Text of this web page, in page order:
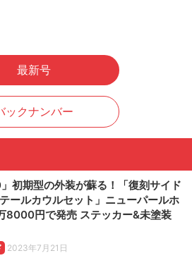
最新号
ックナンバー
」初期型の外装が蘇る！「復刻サイド
ールカウルセット」ニューパールホ
8000円で発売 ステッカー&未塗装
2023年7月21日